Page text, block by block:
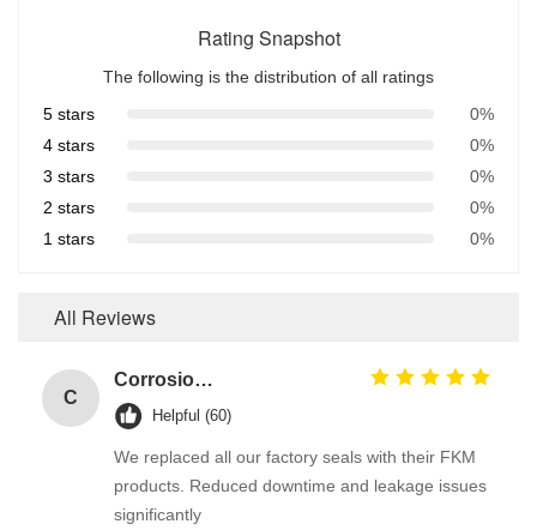
Rating Snapshot
The following is the distribution of all ratings
5 stars
0%
4 stars
0%
3 stars
0%
2 stars
0%
1 stars
0%
All Reviews
C
Corrosion Resistant Fkm O Ring
Helpful (60)
We replaced all our factory seals with their FKM
products. Reduced downtime and leakage issues
significantly